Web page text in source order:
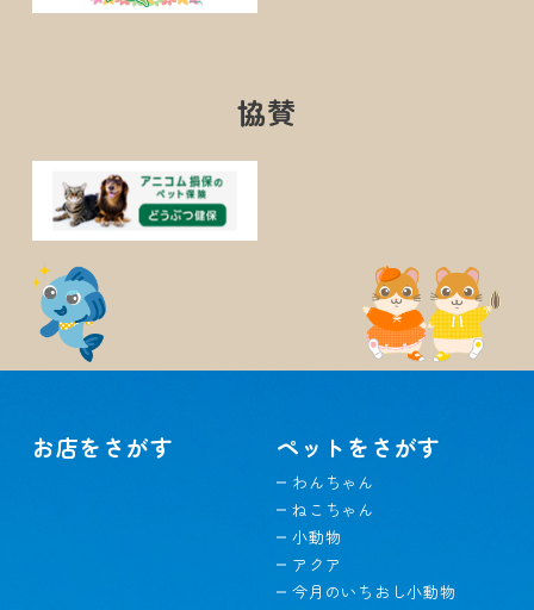
協賛
お店をさがす ペットをさがす
わんちゃん
ねこちゃん
小動物
アクア
今月のいちおし小動物